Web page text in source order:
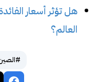
هل تؤثر أسعار
العالم؟